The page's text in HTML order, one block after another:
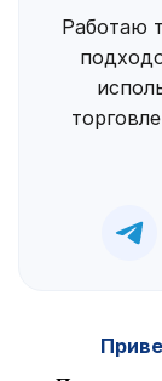
Работаю